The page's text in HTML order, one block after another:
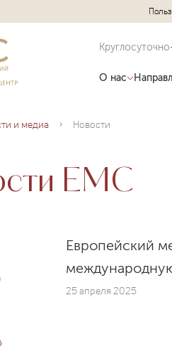
Круглосуточно
О нас
и медиа Новости
EMC
Европейский
25 апреля 2025